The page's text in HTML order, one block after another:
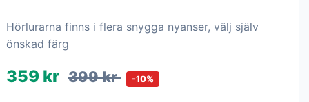
Hörlurarna finns i flera snygga nyanser, välj själv
önskad färg
359 kr 399 kr -10%